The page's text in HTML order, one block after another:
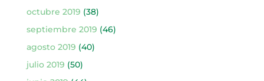
octubre 2019 (38)
septiembre 2019 (46)
agosto 2019 (40)
julio 2019 (50)